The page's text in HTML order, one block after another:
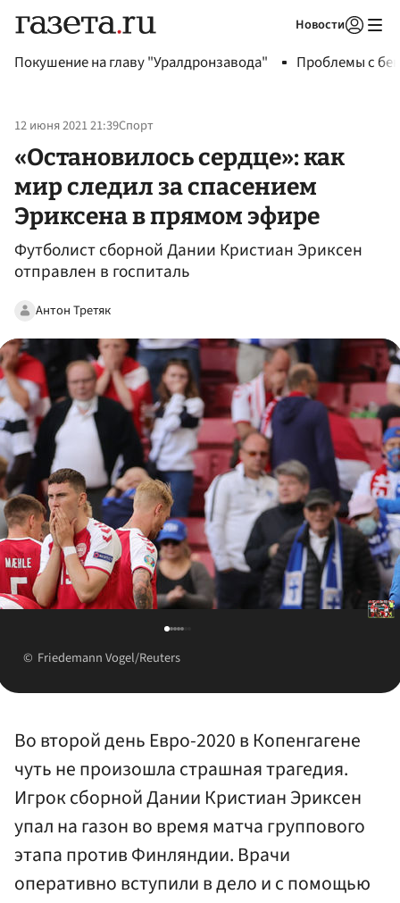
Новости
Покушение на главу "Уралдронзавода" Проблемы с
12 июня 2021 21:39Спорт
«Остановилось сердце»: как
мир следил за спасением
Эриксена в прямом эфире
Футболист сборной Дании Кристиан Эриксен
отправлен в госпиталь
Антон Третяк
Friedemann Vogel/Reuters
Во второй день Евро-2020 в Копенгагене
чуть не произошла страшная трагедия.
Игрок сборной Дании Кристиан Эриксен
упал на газон во время матча группового
этапа против Финляндии. Врачи
оперативно вступили в дело и с помощью